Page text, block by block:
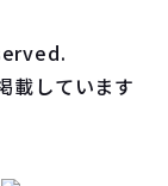
載しています